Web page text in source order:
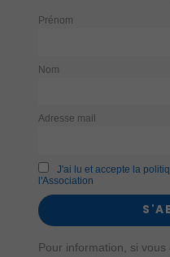
Prénom
Nom
Adresse mail
J'ai lu et accepte la
l'Association
Pour information, si